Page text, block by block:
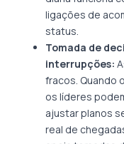
ligações de
status.
Tomada de
interrupções:
fracos. Quando
os líderes
ajustar planos
real de